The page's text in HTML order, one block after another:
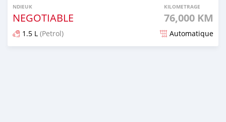
NDIEUK
NEGOTIABLE
KILOMETRAGE
76,000 KM
1.5 L (Petrol) Automatique